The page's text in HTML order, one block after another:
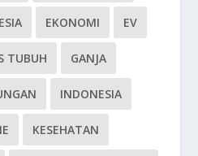
EKONOMI EV
TUBUH GANJA
INDONESIA
KESEHATAN